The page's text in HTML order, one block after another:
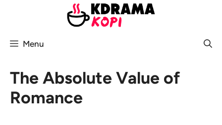
Menu
The Absolute Value of
Romance